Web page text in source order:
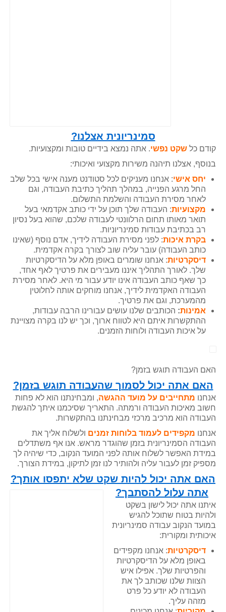
סמינריונית אצלנו?
קודם כל שקט נפשי. אתה נמצא בידיים טובות ומקצועיות.
בנוסף, אצלנו תיהנה משירות מקצועי ואיכותי:
יחס אישי: אנחנו מעניקים לכל סטודנט מענה אישי בכל שלב
החל מרגע הפנייה, במהלך תהליך כתיבת העבודה, וגם
לאחר מסירת העבודה והשלמת התשלום.
מקצועיות: העבודה שלך תוכן על ידי כותב אקדמאי בעל
תואר מאותו תחום הרלוונטי לעבודה שלכם, שהוא בעל נסיון
רב בכתיבת עבודות סמינריוניות.
בקרת איכות: לפני מסירת העבודה לידיך, אדם נוסף (שאינו
כותב העבודה) עובר עליה שוב לצורך בקרה אקדמית.
דיסקרטיות: אנחנו שומרים באופן מלא על הדיסקרטיות
שלך. לאורך התהליך איננו מעבירים את פרטיך לאף אחד,
כך שאף כותב העבודה אינו יודע עבור מי היא. לאחר מסירת
העבודה האקדמית לידיך, אנחנו מוחקים אותה לחלוטין
מהמערכת, וגם את פרטיך.
אמינות: הכותבים שלנו עושים עבורינו הרבה עבודות,
ההתקשרות איתם היא לטווח ארוך, וכך יש לנו בקרה מצויינת
על איכות העבודה ולוחות הזמנים.
האם העבודה תוגש בזמן?
האם אתה יכול לסמוך שהעבודה תוגש בזמן?
אנחנו מתחייבים על מועד ההגשה, ומבחינתנו הוא לא פחות
חשוב מאיכות העבודה ורמתה. התאריך שסיכמנו איתך להגשת
העבודה הוא מרכיב מרכזי מבחינתנו בהתקשרות.
אנחנו מקפידים לעמוד בלוחות זמנים ולשלוח אליך את
העבודה הסמינריונית בזמן שהוגדר מראש. אנו אף משתדלים
במידת האפשר לשלוח אותה לפני המועד הנקוב, כדי שיהיה לך
מספיק זמן לעבור עליה ולהותיר לנו זמן לתיקון, במידת הצורך.
האם אתה יכול להיות שקט שלא יתפסו אותך?
אתה עלול להסתבך?
איתנו אתה יכול לישון בשקט
ולהיות בטוח שתוכל להגיש
במועד הנקוב עבודה סמינריונית
איכותית ומקורית:
דיסקרטיות: אנחנו מקפידים
באופן מלא על הדיסקרטיות
והפרטיות שלך. אפילו איש
הצוות שלנו שכותב לך את
העבודה לא יודע כל פרט
מזהה עליך.